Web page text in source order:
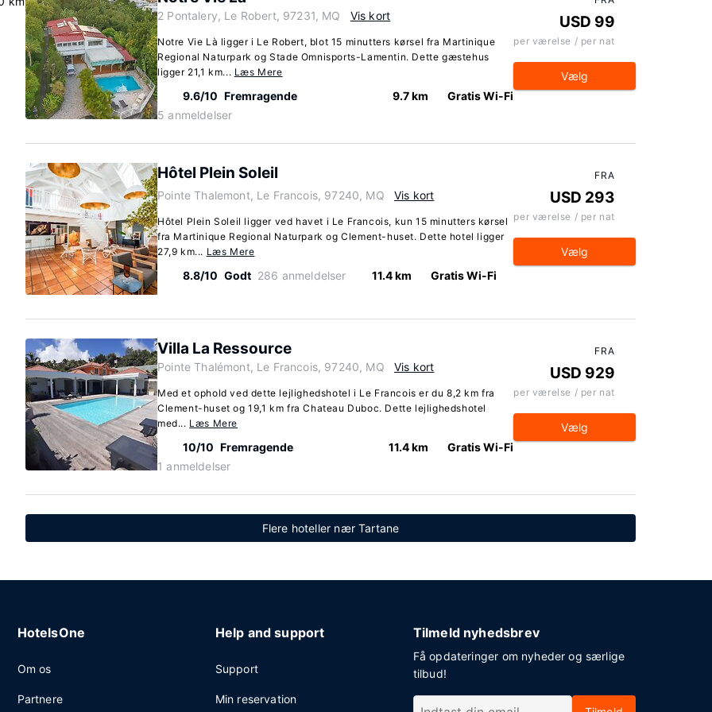
2 Pontalery, Le Robert, 97231, MQ Vis kort
Notre Vie Là ligger i Le Robert, blot 15 minutters kørsel fra Martinique
Regional Naturpark og Stade Omnisports-Lamentin. Dette gæstehus
ligger 21,1 km... Læs Mere
9.6/10 Fremragende
5 anmeldelser
9.7 km Gratis Wi-Fi
USD 99
per værelse / per nat
Vælg
Hôtel Plein Soleil
Pointe Thalemont, Le Francois, 97240, MQ Vis kort
Hôtel Plein Soleil ligger ved havet i Le Francois, kun 15 minutters kørsel
fra Martinique Regional Naturpark og Clement-huset. Dette hotel ligger
27,9 km... Læs Mere
8.8/10 Godt 286 anmeldelser 11.4 km Gratis Wi-Fi
FRA
USD 293
per værelse / per nat
Vælg
Villa La Ressource
Pointe Thalémont, Le Francois, 97240, MQ Vis kort
Med et ophold ved dette lejlighedshotel i Le Francois er du 8,2 km fra
Clement-huset og 19,1 km fra Chateau Duboc. Dette lejlighedshotel
med... Læs Mere
10/10 Fremragende
1 anmeldelser
11.4 km Gratis Wi-Fi
FRA
USD 929
per værelse / per nat
Vælg
Flere hoteller nær Tartane
HotelsOne
Om os
Partnere
Help and support
Support
Min reservation
Tilmeld nyhedsbrev
Få opdateringer om nyheder og særlige
tilbud!